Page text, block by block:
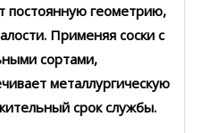
постоянную геометрию,
Применяя соски с
сортами,
металлургическую
срок службы.